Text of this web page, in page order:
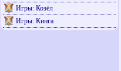
Игры: Козёл
Игры: Кинга